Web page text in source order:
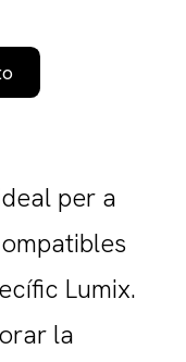
per a
Lumix.
la